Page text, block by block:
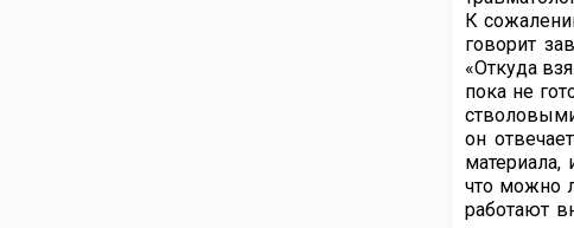
К
говорит
«Откуда
пока не
он
материала,
что можно
работают